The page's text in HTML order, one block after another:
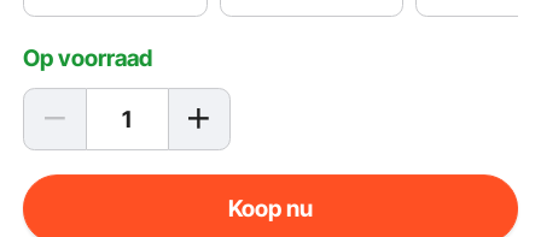
Op voorraad
Koop nu